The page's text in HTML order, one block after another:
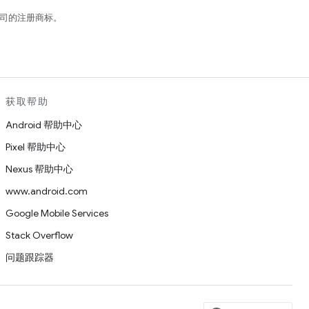
的注册商标。
获取帮助
Android 帮助中心
Pixel 帮助中心
Nexus 帮助中心
www.android.com
Google Mobile Services
Stack Overflow
问题跟踪器